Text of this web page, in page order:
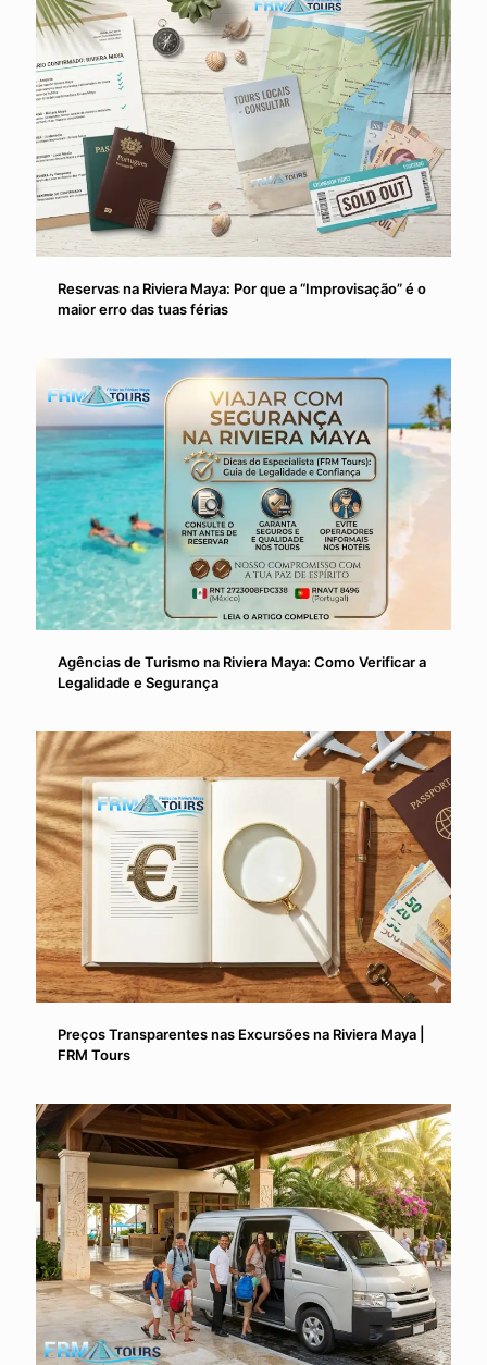
Reservas na Riviera Maya: Por que a “Improvisação” é o
maior erro das tuas férias
Agências de Turismo na Riviera Maya: Como Verificar a
Legalidade e Segurança
Preços Transparentes nas Excursões na Riviera Maya |
FRM Tours